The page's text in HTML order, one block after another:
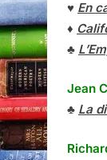
♥ En
♦
♣
Jean
♣ La